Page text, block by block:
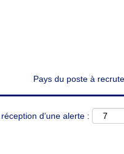
Pays du poste à
d’une alerte :